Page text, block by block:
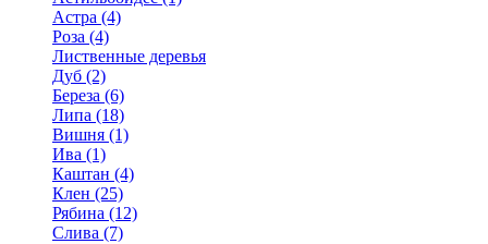
Астра (4)
Роза (4)
Лиственные деревья
Дуб (2)
Береза (6)
Липа (18)
Вишня (1)
Ива (1)
Каштан (4)
Клен (25)
Рябина (12)
Слива (7)